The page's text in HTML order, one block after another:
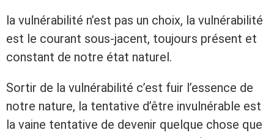
la vulnérabilité n’est pas un choix, la vulnérabilité
est le courant sous-jacent, toujours présent et
constant de notre état naturel.
Sortir de la vulnérabilité c’est fuir l’essence de
notre nature, la tentative d’être invulnérable est
la vaine tentative de devenir quelque chose que